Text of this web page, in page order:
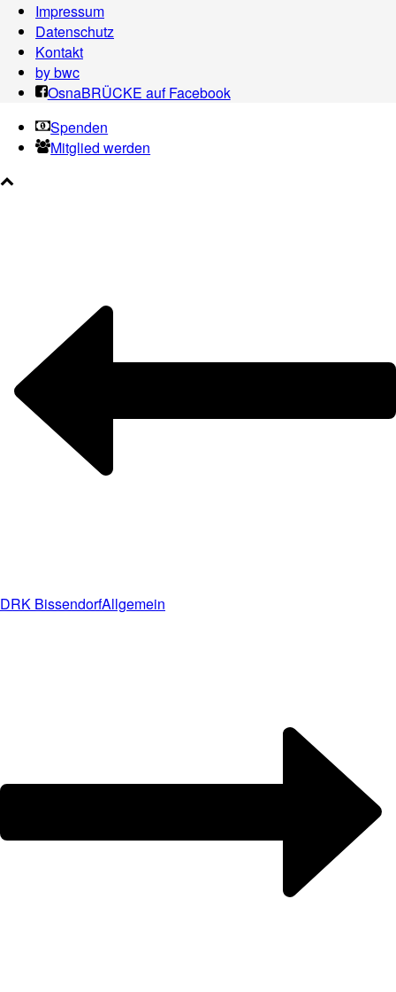
Impressum
Datenschutz
Kontakt
by bwc
OsnaBRÜCKE auf Facebook
Spenden
Mitglied werden
DRK BissendorfAllgemein